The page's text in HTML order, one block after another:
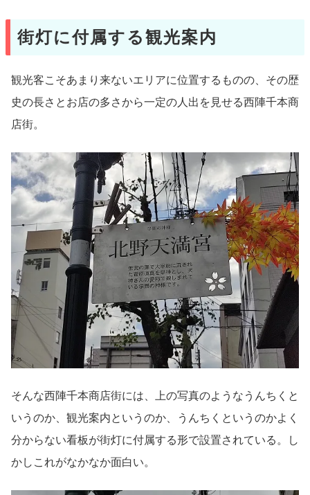
街灯に付属する観光案内
観光客こそあまり来ないエリアに位置するものの、その歴
史の長さとお店の多さから一定の人出を見せる西陣千本商
店街。
そんな西陣千本商店街には、上の写真のようなうんちくと
いうのか、観光案内というのか、うんちくというのかよく
分からない看板が街灯に付属する形で設置されている。し
かしこれがなかなか面白い。